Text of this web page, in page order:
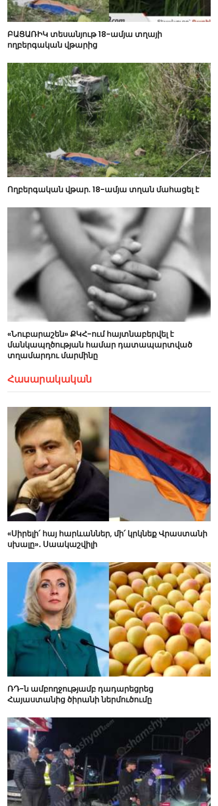
ԲԱՑԱՌԻԿ տեսանյութ 18-ամյա տղայի
ողբերգական վթարից
Ողբերգական վթար. 18-ամյա տղան մահացել է
«Նուբարաշեն» ՔԿՀ-ում հայտնաբերվել է
մանկապղծության համար դատապարտված
տղամարդու մարմինը
Հասարակական
«Սիրելի՛ հայ հարևաններ, մի՛ կրկնեք Վրաստանի
սխալը»․ Սաակաշվիլի
ՌԴ-ն ամբողջությամբ դադարեցրեց
Հայաստանից ծիրանի ներմուծումը